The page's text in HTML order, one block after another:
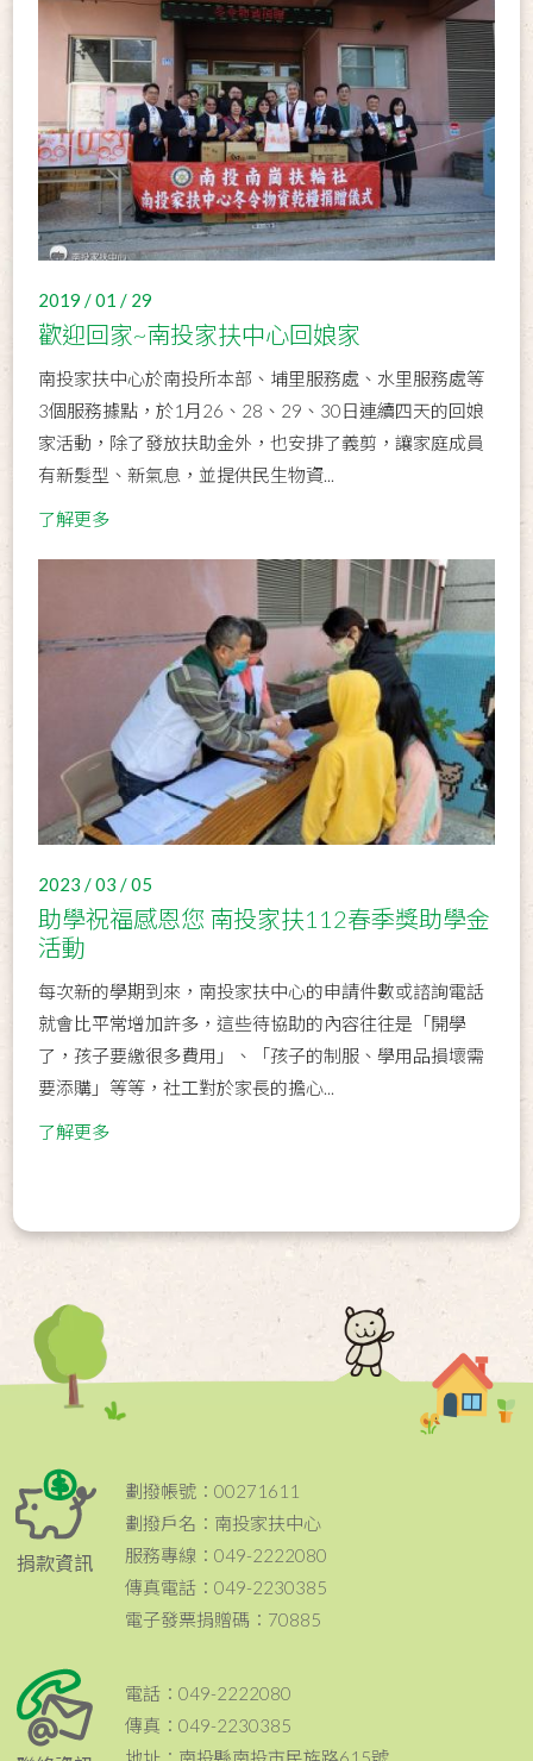
2019 / 01 / 29
歡迎回家~南投家扶中心回娘家
南投家扶中心於南投所本部、埔里服務處、水里服務處等
3個服務據點，於1月26、28、29、30日連續四天的回娘
家活動，除了發放扶助金外，也安排了義剪，讓家庭成員
有新髮型、新氣息，並提供民生物資...
了解更多
2023 / 03 / 05
助學祝福感恩您 南投家扶112春季獎助學金
活動
每次新的學期到來，南投家扶中心的申請件數或諮詢電話
就會比平常增加許多，這些待協助的內容往往是「開學
了，孩子要繳很多費用」、「孩子的制服、學用品損壞需
要添購」等等，社工對於家長的擔心...
了解更多
捐款資訊
劃撥帳號：00271611
劃撥戶名：南投家扶中心
服務專線：049-2222080
傳真電話：049-2230385
電子發票捐贈碼：70885
電話：049-2222080
傳真：049-2230385